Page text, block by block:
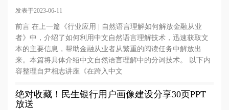
发表于2023-06-11
前言 在上一篇《行业应用 | 自然语言理解如何解放金融从业
者》中，介绍了如何利用中文自然语言理解技术，迅速获取文
本的主要信息，帮助金融从业者从繁重的阅读任务中解放出
来。本篇将具体介绍中文自然语言理解中的分词技术。 以下内
容整理自尹相志讲座《在跨入中文
绝对收藏！民生银行用户画像建设分享30页PPT
放送